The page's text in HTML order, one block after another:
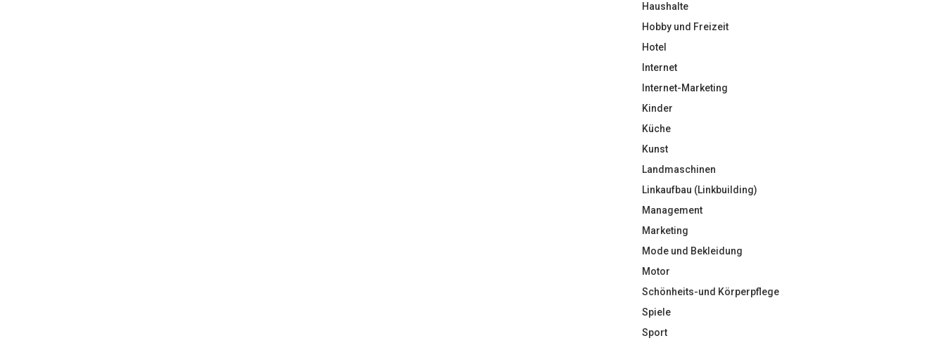
Haushalte
Hobby und Freizeit
Hotel
Internet
Internet-Marketing
Kinder
Küche
Kunst
Landmaschinen
Linkaufbau (Linkbuilding)
Management
Marketing
Mode und Bekleidung
Motor
Schönheits-und Körperpflege
Spiele
Sport